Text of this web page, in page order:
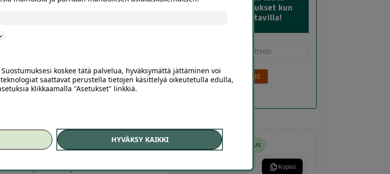
säärien sokerointi | Helsinki,
€)
Tarjolla kaksi
sähköposti-ilmoitukset kun
sitä on taas saatavilla!
5% LISÄALENNUS
ARKIETU Kopioi
koskee tätä palvelua, hyväksymättä jättäminen voi
saattavat perustella tietojen käsittelyä oikeutetulla edulla,
klikkaamalla "Asetukset" linkkiä.
HYVÄKSY KAIKKI